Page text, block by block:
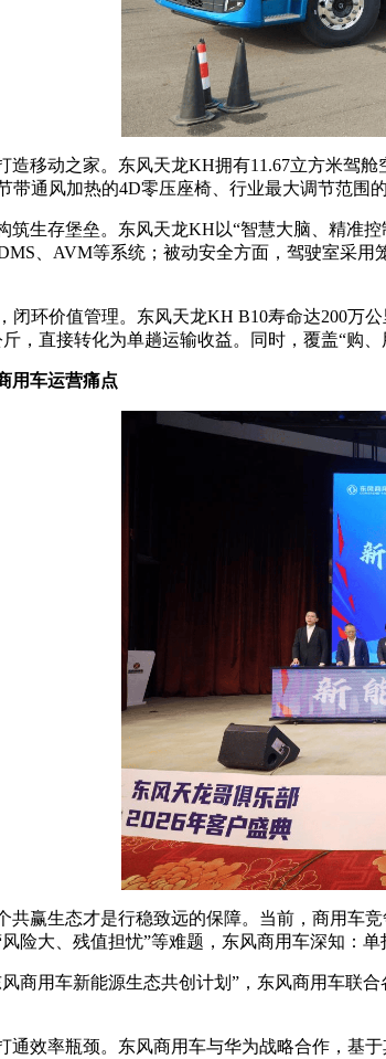
动之家。东风天龙KH拥有11.67立方米驾舱
通风加热的4D零压座椅、行业最大调节范围
存堡垒。东风天龙KH以“智慧大脑、精准控
、AVM等系统；被动安全方面，驾驶室采
价值管理。东风天龙KH B10寿命达200万公
，直接转化为单趟运输收益。同时，覆盖“购
用车运营痛点
生态才是行稳致远的保障。当前，商用车竞
险大、残值担忧”等难题，东风商用车深知：单
用车新能源生态共创计划”，东风商用车联合
率瓶颈。东风商用车与华为战略合作，基于